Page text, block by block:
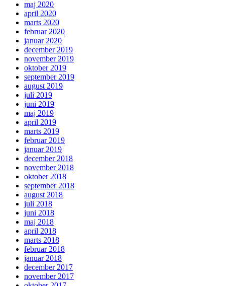
maj 2020
april 2020
marts 2020
februar 2020
januar 2020
december 2019
november 2019
oktober 2019
september 2019
august 2019
juli 2019
juni 2019
maj 2019
april 2019
marts 2019
februar 2019
januar 2019
december 2018
november 2018
oktober 2018
september 2018
august 2018
juli 2018
juni 2018
maj 2018
april 2018
marts 2018
februar 2018
januar 2018
december 2017
november 2017